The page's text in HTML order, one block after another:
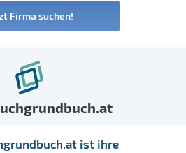
Firma suchen!
ist ihre